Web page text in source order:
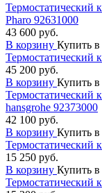
Термостатический
Pharo 92631000
43 600 руб.
В корзину Купить
Термостатический
45 200 руб.
В корзину Купить
Термостатический
hansgrohe 92373000
42 100 руб.
В корзину Купить
Термостатический
15 250 руб.
В корзину Купить
Термостатический